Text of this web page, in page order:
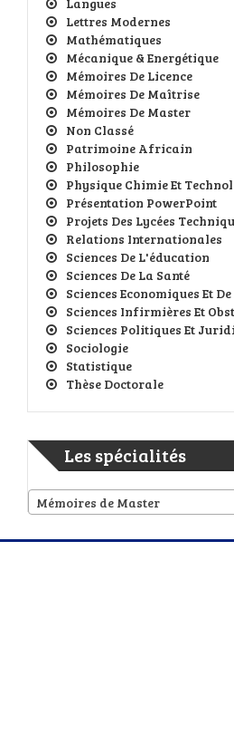
Lettres Modernes
Mathématiques
Mécanique & Energétique
Mémoires De Licence
Mémoires De Maîtrise
Mémoires De Master
Non Classé
Patrimoine Africain
Philosophie
Physique Chimie Et
Présentation PowerPoint
Projets Des Lycées
Relations Internationales
Sciences De L'éducation
Sciences De La Santé
Sciences Economiques Et
Sciences Infirmières Et
Sciences Politiques Et
Sociologie
Statistique
Thèse Doctorale
Les spécialités
Mémoires de Master